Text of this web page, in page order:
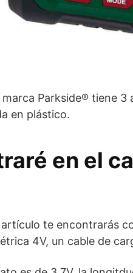
Parkside® tiene
en plástico.
en el
te encontrarás
4V, un cable de